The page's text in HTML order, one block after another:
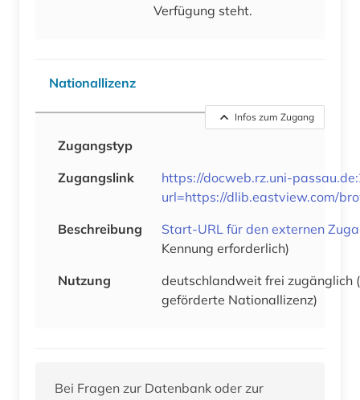
Verfügung steht.
Nationallizenz
Infos zum Zugang
Zugangstyp
Zugangslink
https://docweb.rz.uni-
url=https://dlib.eastview.com/
Beschreibung
Start-URL für den externen
Kennung erforderlich)
Nutzung
deutschlandweit frei zugänglich
geförderte Nationallizenz)
Bei Fragen zur Datenbank oder zur